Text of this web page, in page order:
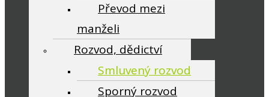
Převod mezi
manželi
Rozvod, dědictví
Smluvený rozvod
Sporný rozvod